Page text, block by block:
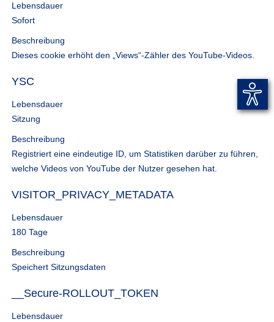
Lebensdauer
Sofort
Beschreibung
Dieses cookie erhöht den „Views“-Zähler des YouTube-Videos.
YSC
Lebensdauer
Sitzung
Beschreibung
Registriert eine eindeutige ID, um Statistiken darüber zu führen,
welche Videos von YouTube der Nutzer gesehen hat.
VISITOR_PRIVACY_METADATA
Lebensdauer
180 Tage
Beschreibung
Speichert Sitzungsdaten
__Secure-ROLLOUT_TOKEN
Lebensdauer